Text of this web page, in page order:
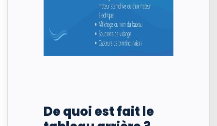
De quoi est fait le